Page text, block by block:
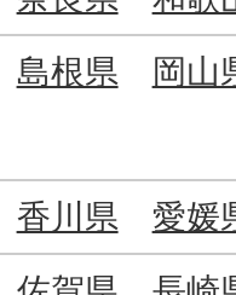
島根県
岡山
香川県 愛媛